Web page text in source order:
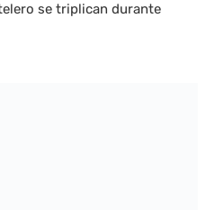
se triplican durante